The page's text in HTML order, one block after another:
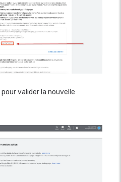
pour valider la nouvelle